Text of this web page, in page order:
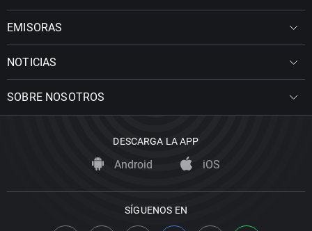
EMISORAS
NOTICIAS
SOBRE NOSOTROS
DESCARGA LA APP
Android iOS
SÍGUENOS EN